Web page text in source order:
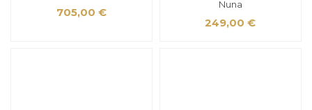
705,00 €
Nuna
249,00 €